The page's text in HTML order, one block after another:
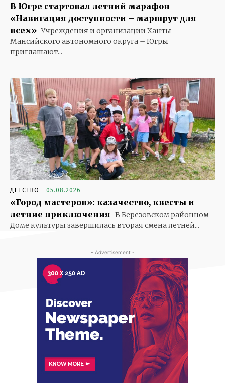
В Югре стартовал летний марафон
«Навигация доступности – маршрут для
всех» Учреждения и организации Ханты-
Мансийского автономного округа – Югры
приглашают...
ДЕТСТВО 05.08.2026
«Город мастеров»: казачество, квесты и
летние приключения В Березовском районном
Доме культуры завершилась вторая смена летней...
- Advertisement -